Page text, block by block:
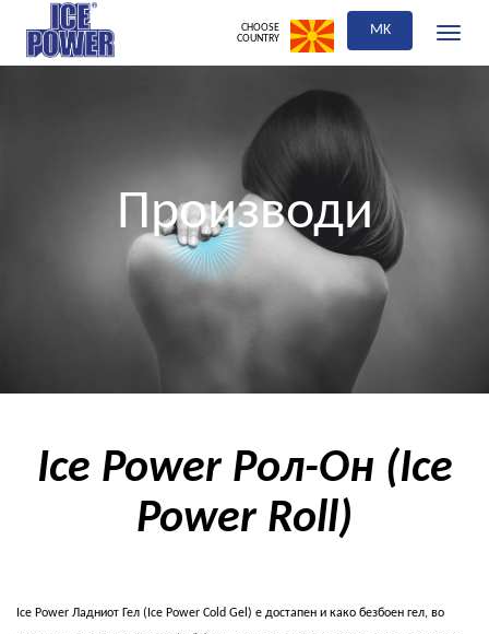
CHOOSE
COUNTRY
MK
Toggle
Производи
Ice Power Рол-Он (Ice
Power Roll)
Ice Power Ладниот Гел (Ice Power Cold Gel) е достапен и како безбоен гел, во